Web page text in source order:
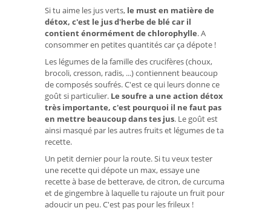
Si tu aime les jus verts, le must en matière de
détox, c'est le jus d'herbe de blé car il
contient énormément de chlorophylle. A
consommer en petites quantités car ça dépote !
Les légumes de la famille des crucifères (choux,
brocoli, cresson, radis, ...) contiennent beaucoup
de composés soufrés. C'est ce qui leurs donne ce
goût si particulier. Le soufre a une action détox
très importante, c'est pourquoi il ne faut pas
en mettre beaucoup dans tes jus. Le goût est
ainsi masqué par les autres fruits et légumes de ta
recette.
Un petit dernier pour la route. Si tu veux tester
une recette qui dépote un max, essaye une
recette à base de betterave, de citron, de curcuma
et de gingembre à laquelle tu rajoute un fruit pour
adoucir un peu. C'est pas pour les frileux !